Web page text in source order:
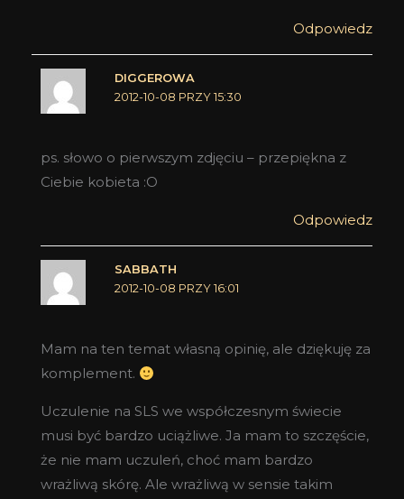
Odpowiedz
DIGGEROWA
2012-10-08 PRZY 15:30
ps. słowo o pierwszym zdjęciu – przepiękna z
Ciebie kobieta :O
Odpowiedz
SABBATH
2012-10-08 PRZY 16:01
Mam na ten temat własną opinię, ale dziękuję za
komplement.
Uczulenie na SLS we współczesnym świecie
musi być bardzo uciążliwe. Ja mam to szczęście,
że nie mam uczuleń, choć mam bardzo
wrażliwą skórę. Ale wrażliwą w sensie takim